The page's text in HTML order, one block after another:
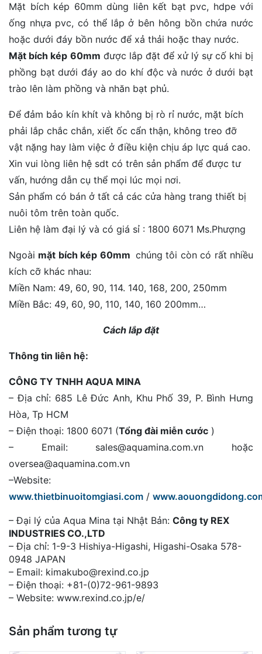
Mặt bích kép 60mm dùng liên kết bạt pvc, hdpe với
ống nhựa pvc, có thể lắp ở bên hông bồn chứa nước
hoặc dưới đáy bồn nước để xả thải hoặc thay nước.
Mặt bích kép 60mm được lắp đặt để xử lý sự cố khi bị
phồng bạt dưới đáy ao do khí độc và nước ở dưới bạt
trào lên làm phồng và nhăn bạt phủ.
Để đảm bảo kín khít và không bị rò rỉ nước, mặt bích
phải lắp chắc chắn, xiết ốc cẩn thận, không treo đỡ
vật nặng hay làm việc ở điều kiện chịu áp lực quá cao.
Xin vui lòng liên hệ sdt có trên sản phẩm để được tư
vấn, hướng dẫn cụ thể mọi lúc mọi nơi.
Sản phẩm có bán ở tất cả các cửa hàng trang thiết bị
nuôi tôm trên toàn quốc.
Liên hệ làm đại lý và có giá sỉ : 1800 6071 Ms.Phượng
Ngoài mặt bích kép 60mm chúng tôi còn có rất nhiều
kích cỡ khác nhau:
Miền Nam: 49, 60, 90, 114. 140, 168, 200, 250mm
Miền Bắc: 49, 60, 90, 110, 140, 160 200mm…
Cách lắp đặt
Thông tin liên hệ:
CÔNG TY TNHH AQUA MINA
– Địa chỉ: 685 Lê Đức Anh, Khu Phố 39, P. Bình Hưng
Hòa, Tp HCM
– Điện thoại: 1800 6071 (Tổng đài miễn cước )
– Email: sales@aquamina.com.vn hoặc
oversea@aquamina.com.vn
–Website:
www.thietbinuoitomgiasi.com /
– Đại lý của Aqua Mina tại Nhật Bản: Công ty REX
INDUSTRIES CO.,LTD
– Địa chỉ: 1-9-3 Hishiya-Higashi, Higashi-Osaka 578-
0948 JAPAN
– Email: kimakubo@rexind.co.jp
– Điện thoại: +81-(0)72-961-9893
– Website: www.rexind.co.jp/e/
Sản phẩm tương tự